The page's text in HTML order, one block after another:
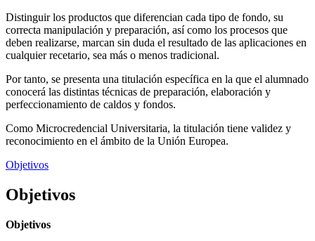
Distinguir los productos que diferencian cada tipo de fondo, su
correcta manipulación y preparación, así como los procesos que
deben realizarse, marcan sin duda el resultado de las aplicaciones en
cualquier recetario, sea más o menos tradicional.
Por tanto, se presenta una titulación específica en la que el alumnado
conocerá las distintas técnicas de preparación, elaboración y
perfeccionamiento de caldos y fondos.
Como Microcredencial Universitaria, la titulación tiene validez y
reconocimiento en el ámbito de la Unión Europea.
Objetivos
Objetivos
Objetivos